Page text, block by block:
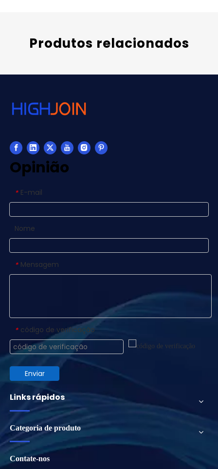
Produtos relacionados
Opinião
* E-mail
Nome
* Mensagem
* código de verificação
Enviar
Links rápidos
Categoria de produto
Contate-nos